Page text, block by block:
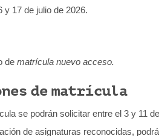
17 de julio de 2026.
de matrícula nuevo acceso.
de matrícula
se podrán solicitar entre el 3 y 11
de asignaturas reconocidas,